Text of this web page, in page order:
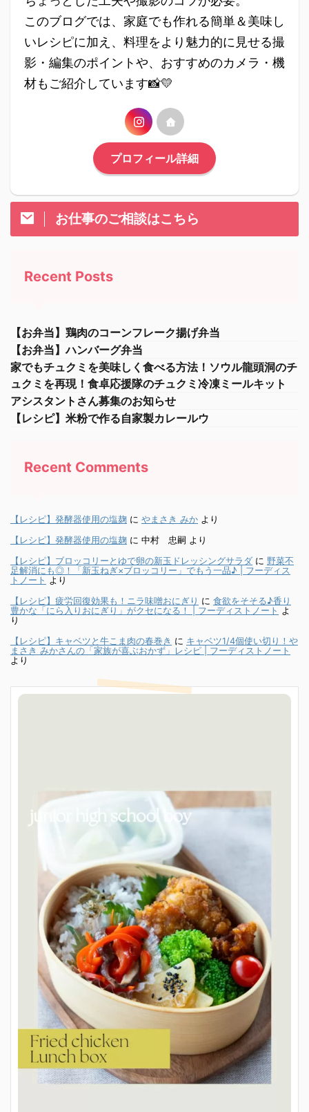
このブログでは、家庭でも作れる簡単＆美味し
いレシピに加え、料理をより魅力的に見せる撮
影・編集のポイントや、おすすめのカメラ・機
材もご紹介しています📸💛
プロフィール詳細
お仕事のご相談はこちら
Recent Posts
【お弁当】鶏肉のコーンフレーク揚げ弁当
【お弁当】ハンバーグ弁当
家でもチュクミを美味しく食べる方法！ソウル龍頭洞のチ
ュクミを再現！食卓応援隊のチュクミ冷凍ミールキット
アシスタントさん募集のお知らせ
【レシピ】米粉で作る自家製カレールウ
Recent Comments
【レシピ】発酵器使用の塩麹 に やまさき みか より
【レシピ】発酵器使用の塩麹 に 中村 忠嗣 より
【レシピ】ブロッコリーとゆで卵の新玉ドレッシングサラダ に 野菜不
足解消にも◎！「新玉ねぎ×ブロッコリー」でもう一品♪ | フーディス
トノート より
【レシピ】疲労回復効果も！ニラ味噌おにぎり に 食欲をそそる♪香り
豊かな「にら入りおにぎり」がクセになる！ | フーディストノート よ
り
【レシピ】キャベツと牛こま肉の春巻き に キャベツ1/4個使い切り！や
まさき みかさんの「家族が喜ぶおかず」レシピ | フーディストノート
より